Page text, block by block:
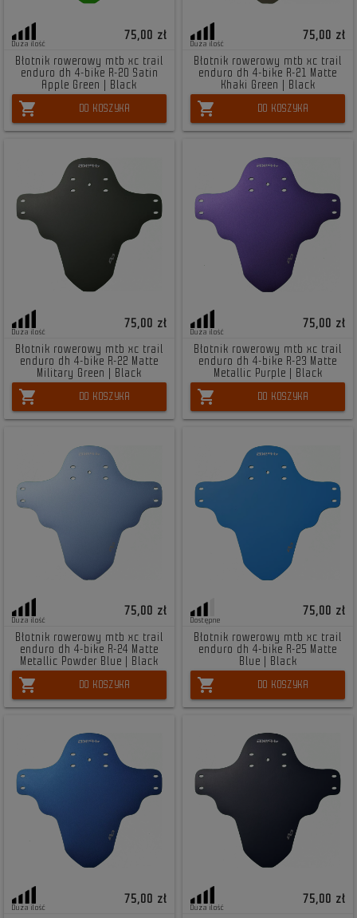
Duża ilość
75,00 zł
Błotnik rowerowy mtb xc trail
enduro dh 4-bike R-20 Satin
Apple Green | Black
shopping_cart DO KOSZYKA
Duża ilość
75,00 zł
Błotnik rowerowy mtb xc trail
enduro dh 4-bike R-21 Matte
Khaki Green | Black
shopping_cart DO KOSZYKA
Duża ilość
75,00 zł
Błotnik rowerowy mtb xc trail
enduro dh 4-bike R-22 Matte
Military Green | Black
shopping_cart DO KOSZYKA
Duża ilość
75,00 zł
Błotnik rowerowy mtb xc trail
enduro dh 4-bike R-23 Matte
Metallic Purple | Black
shopping_cart DO KOSZYKA
Duża ilość
75,00 zł
Błotnik rowerowy mtb xc trail
enduro dh 4-bike R-24 Matte
Metallic Powder Blue | Black
shopping_cart DO KOSZYKA
Dostępne
75,00 zł
Błotnik rowerowy mtb xc trail
enduro dh 4-bike R-25 Matte
Blue | Black
shopping_cart DO KOSZYKA
Duża ilość
75,00 zł
Duża ilość
75,00 zł